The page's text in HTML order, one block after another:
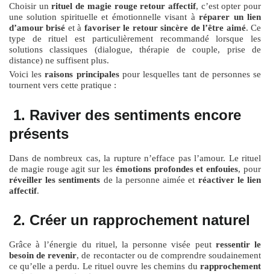
Choisir unrituel de magie rouge retour affectif, c’est opter pour
une solution spirituelle et émotionnelle visant àréparer un lien
d’amour brisé et à favoriser le retour sincère de l’être aimé. Ce
type de rituel est particulièrement recommandé lorsque les
solutions classiques (dialogue, thérapie de couple, prise de
distance) ne suffisent plus.
Voici lesraisons principalespour lesquelles tant de personnes se
tournent vers cette pratique :
1. Raviver des sentiments encore
présents
Dans de nombreux cas, la rupture n’efface pas l’amour. Le rituel
de magie rouge agit sur les émotions profondes et enfouies, pour
réveiller les sentiments de la personne aimée et réactiver le lien
affectif.
2. Créer un rapprochement naturel
Grâce à l’énergie du rituel, la personne visée peut ressentir le
besoin de revenir, de recontacter ou de comprendre soudainement
ce qu’elle a perdu. Le rituel ouvre les chemins du rapprochement